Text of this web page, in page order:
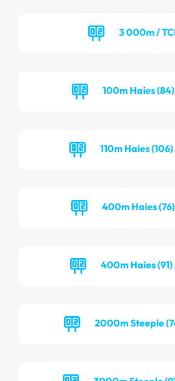
3 000m /
100m Haies
110m Haies
400m Haies
400m Haies (91)
2000m Steeple